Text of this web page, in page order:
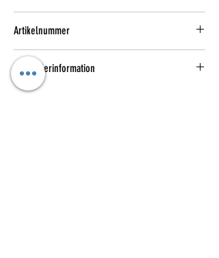
Artikelnummer
108138 02
Herstellerinformation
Puma SE